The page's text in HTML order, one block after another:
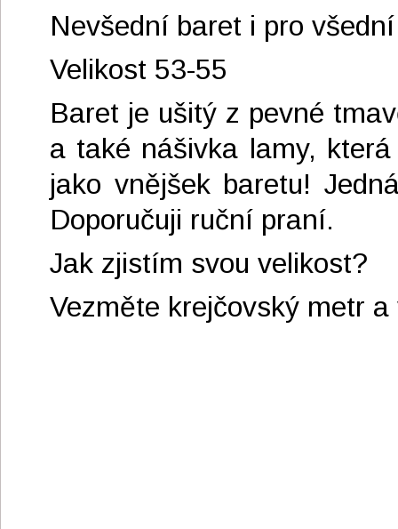
Nevšední baret i pro
Velikost 53-55
Baret je ušitý z pevné
a také nášivka lamy,
jako vnějšek baretu!
Doporučuji ruční praní.
Jak zjistím svou velikost?
Vezměte krejčovský metr